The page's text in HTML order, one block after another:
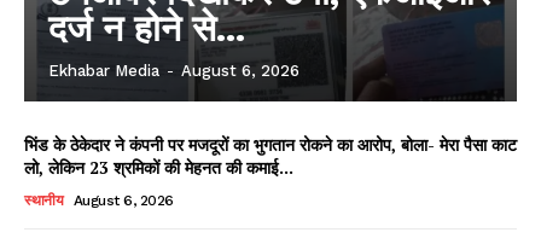
दर्ज न होने से...
Ekhabar Media - August 6, 2026
भिंड के ठेकेदार ने कंपनी पर मजदूरों का भुगतान रोकने का आरोप, बोला- मेरा पैसा काट
लो, लेकिन 23 श्रमिकों की मेहनत की कमाई...
स्थानीय August 6, 2026